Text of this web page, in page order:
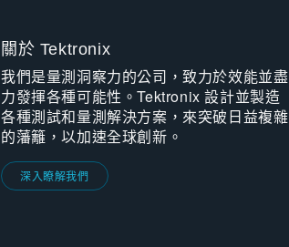
關於 Tektronix
我們是量測洞察力的公司，致力於效能並盡
力發揮各種可能性。Tektronix 設計並製造
各種測試和量測解決方案，來突破日益複雜
的藩籬，以加速全球創新。
深入瞭解我們